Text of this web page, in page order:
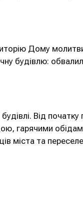
Дому
будівлю:
Від
гарячими
міста та